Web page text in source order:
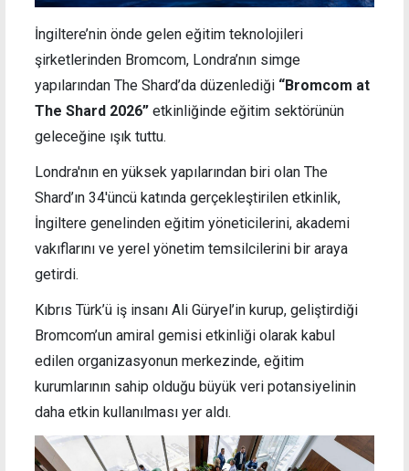
İngiltere’nin önde gelen eğitim teknolojileri
şirketlerinden Bromcom, Londra’nın simge
yapılarından The Shard’da düzenlediği “Bromcom at
The Shard 2026” etkinliğinde eğitim sektörünün
geleceğine ışık tuttu.
Londra'nın en yüksek yapılarından biri olan The
Shard’ın 34'üncü katında gerçekleştirilen etkinlik,
İngiltere genelinden eğitim yöneticilerini, akademi
vakıflarını ve yerel yönetim temsilcilerini bir araya
getirdi.
Kıbrıs Türk’ü iş insanı Ali Güryel’in kurup, geliştirdiği
Bromcom’un amiral gemisi etkinliği olarak kabul
edilen organizasyonun merkezinde, eğitim
kurumlarının sahip olduğu büyük veri potansiyelinin
daha etkin kullanılması yer aldı.